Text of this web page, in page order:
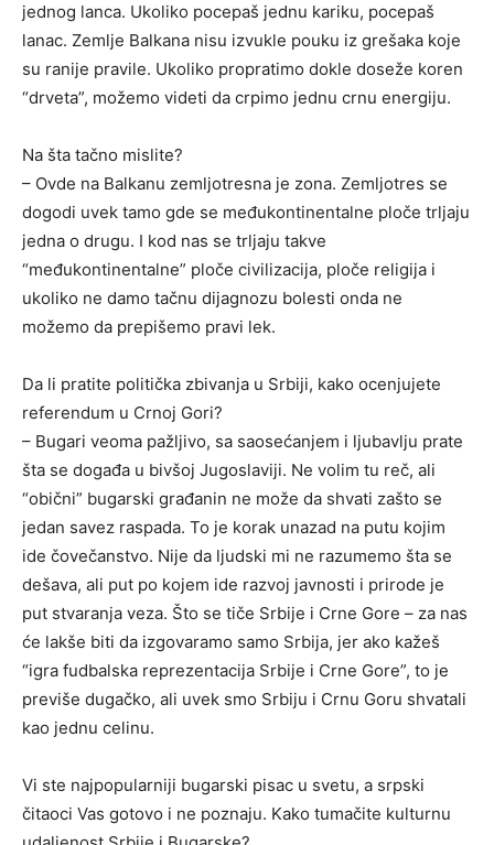
jednog lanca. Ukoliko pocepaš jednu kariku, pocepaš
lanac. Zemlje Balkana nisu izvukle pouku iz grešaka koje
su ranije pravile. Ukoliko propratimo dokle doseže koren
“drveta”, možemo videti da crpimo jednu crnu energiju.
Na šta tačno mislite?
– Ovde na Balkanu zemljotresna je zona. Zemljotres se
dogodi uvek tamo gde se međukontinentalne ploče trljaju
jedna o drugu. I kod nas se trljaju takve
“međukontinentalne” ploče civilizacija, ploče religija i
ukoliko ne damo tačnu dijagnozu bolesti onda ne
možemo da prepišemo pravi lek.
Da li pratite politička zbivanja u Srbiji, kako ocenjujete
referendum u Crnoj Gori?
– Bugari veoma pažljivo, sa saosećanjem i ljubavlju prate
šta se događa u bivšoj Jugoslaviji. Ne volim tu reč, ali
“obični” bugarski građanin ne može da shvati zašto se
jedan savez raspada. To je korak unazad na putu kojim
ide čovečanstvo. Nije da ljudski mi ne razumemo šta se
dešava, ali put po kojem ide razvoj javnosti i prirode je
put stvaranja veza. Što se tiče Srbije i Crne Gore – za nas
će lakše biti da izgovaramo samo Srbija, jer ako kažeš
“igra fudbalska reprezentacija Srbije i Crne Gore”, to je
previše dugačko, ali uvek smo Srbiju i Crnu Goru shvatali
kao jednu celinu.
Vi ste najpopularniji bugarski pisac u svetu, a srpski
čitaoci Vas gotovo i ne poznaju. Kako tumačite kulturnu